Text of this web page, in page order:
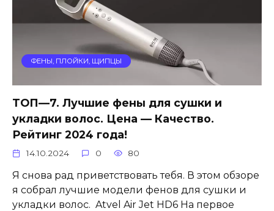
ФЕНЫ, ПЛОЙКИ, ЩИПЦЫ
ТОП—7. Лучшие фены для сушки и
укладки волос. Цена — Качество.
Рейтинг 2024 года!
14.10.2024 0 80
Я снова рад приветствовать тебя. В этом обзоре
я собрал лучшие модели фенов для сушки и
укладки волос. Atvel Air Jet HD6 На первое